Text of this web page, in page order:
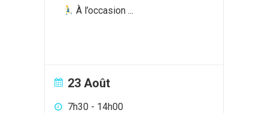
À l’occasion...
23 Août
7h30 - 14h00